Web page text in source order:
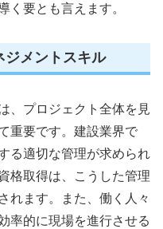
く要とも言えます。
ジメントスキル
、プロジェクト全体を見
重要です。建設業界で
る適切な管理が求められ
格取得は、こうした管理
れます。また、働く人々
率的に現場を進行させる